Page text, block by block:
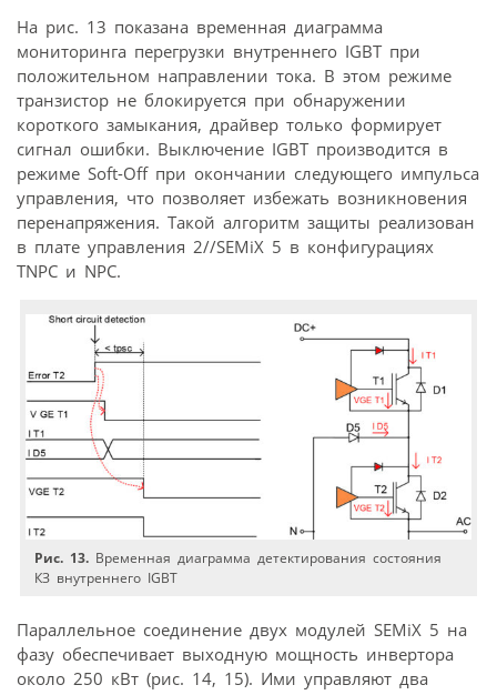
На рис. 13 показана временная диаграмма
мониторинга перегрузки внутреннего IGBT при
положительном направлении тока. В этом режиме
транзистор не блокируется при обнаружении
короткого замыкания, драйвер только формирует
сигнал ошибки. Выключение IGBT производится в
режиме Soft-Off при окончании следующего импульса
управления, что позволяет избежать возникновения
перенапряжения. Такой алгоритм защиты реализован
в плате управления 2//SEMiX 5 в конфигурациях
TNPC и NPC.
Рис. 13. Временная диаграмма детектирования состояния
КЗ внутреннего IGBT
Параллельное соединение двух модулей SEMiX 5 на
фазу обеспечивает выходную мощность инвертора
около 250 кВт (рис. 14, 15). Ими управляют два